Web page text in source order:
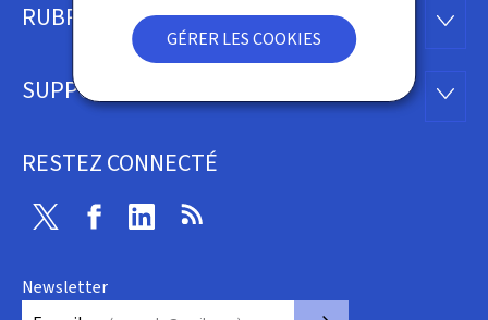
GÉRER LES COOKIES
Pied
page
RUBRIQUES
SUPPORT
RESTEZ CONNECTÉ
Twitter FacebookLinkedIn
Newsletter